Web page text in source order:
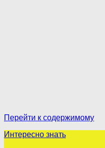
Перейти к содержимому
Интересно знать